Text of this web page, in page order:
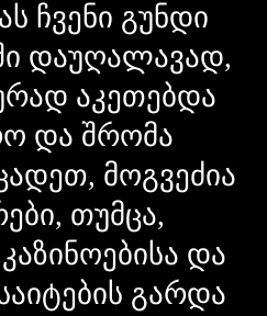
ჩვენი გუნდი
დაუღალავად,
აკეთებდა
და შრომა
მოგვეძია
თუმცა,
და
გარდა